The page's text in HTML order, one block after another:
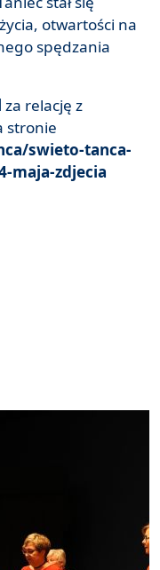
otwartości na
spędzania
za relację z
stronie
swieto-tanca-
maja-zdjecia